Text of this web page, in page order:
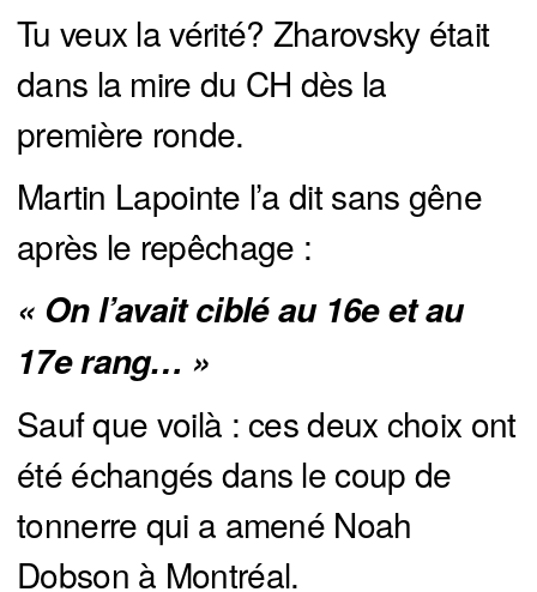
Tu veux la vérité? Zharovsky était
dans la mire du CH dès la
première ronde.
Martin Lapointe l’a dit sans gêne
après le repêchage :
« On l’avait ciblé au 16e et au
17e rang… »
Sauf que voilà : ces deux choix ont
été échangés dans le coup de
tonnerre qui a amené Noah
Dobson à Montréal.